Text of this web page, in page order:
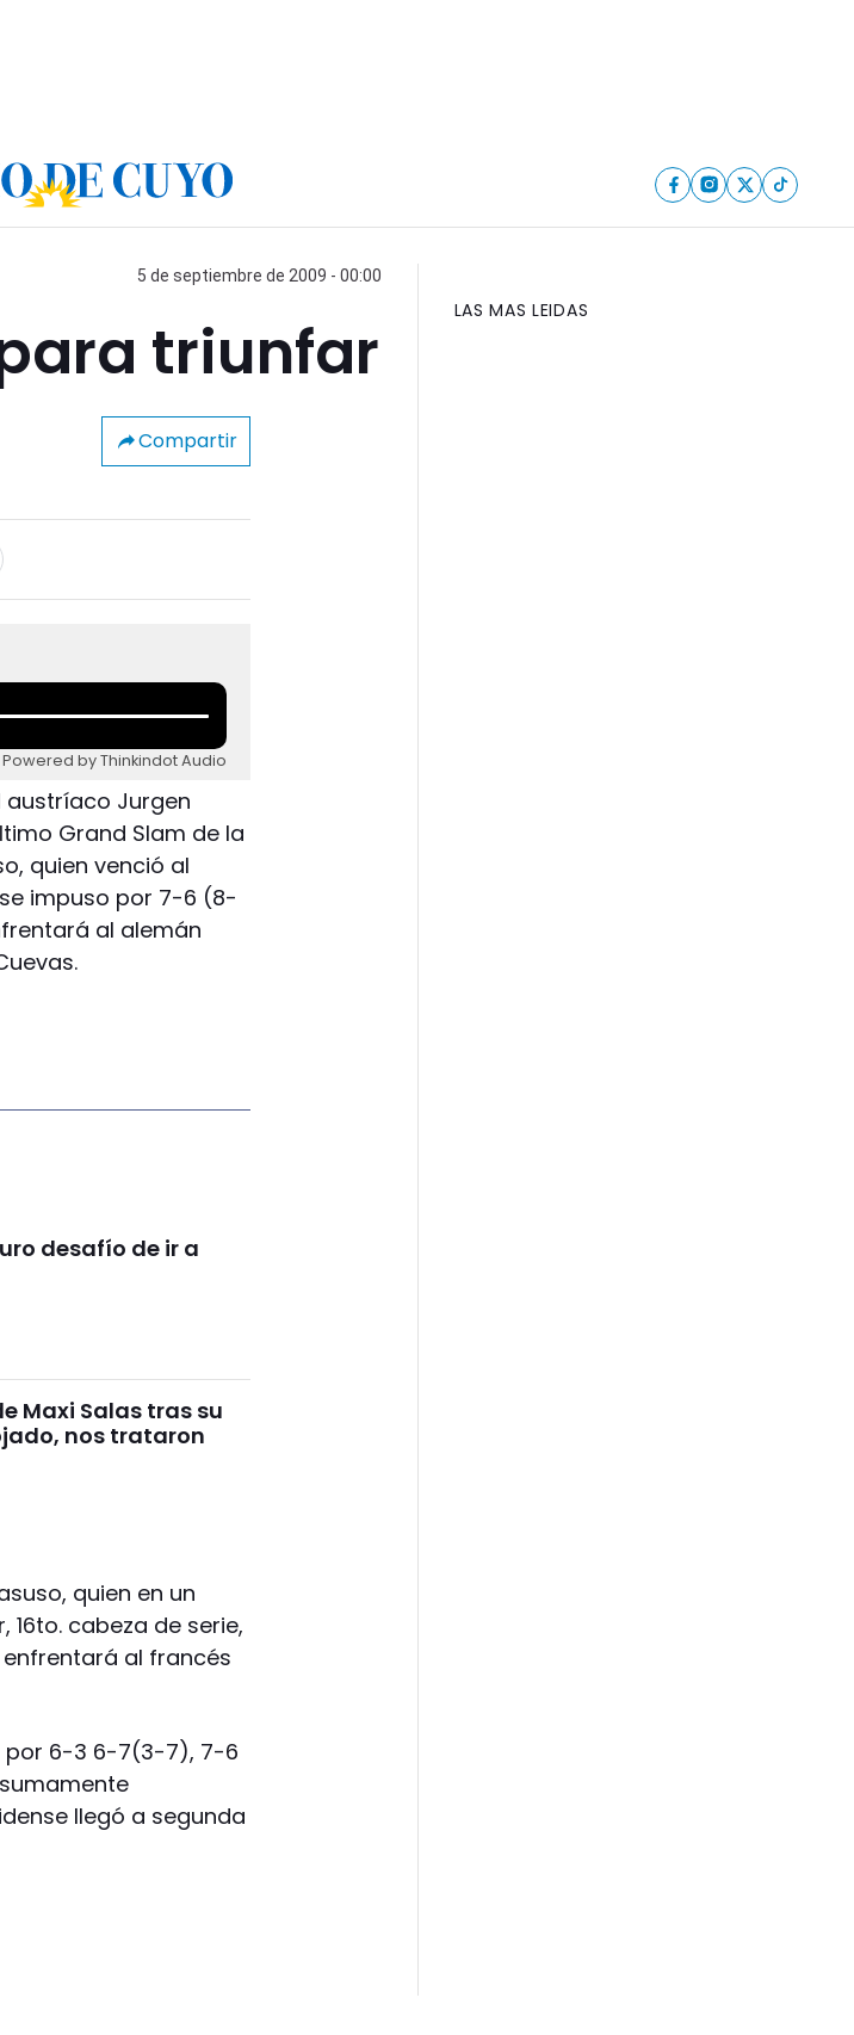
5 de septiembre de 2009 - 00:00
triunfar
Compartir
Powered by Thinkindot Audio
austríaco Jurgen
Grand Slam de la
quien venció al
impuso por 7-6 (8-
al alemán
desafío de ir a
Maxi Salas tras su
nos trataron
quien en un
cabeza de serie,
al francés
por 6-3 6-7(3-7), 7-6
llegó a segunda
LAS MAS LEIDAS